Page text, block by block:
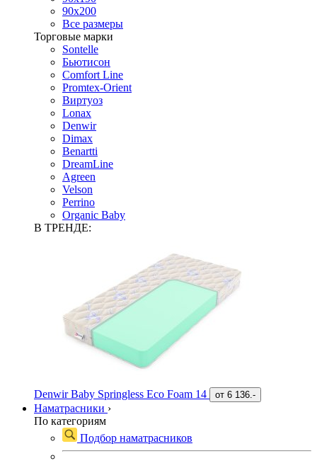
90х200
Все размеры
Торговые марки
Sontelle
Бьютисон
Comfort Line
Promtex-Orient
Виртуоз
Lonax
Denwir
Dimax
Benartti
DreamLine
Agreen
Velson
Perrino
Organic Baby
В ТРЕНДЕ:
Denwir Baby Springless Eco Foam 14 от 6 136.-
Наматрасники ›
По категориям
Подбор наматрасников